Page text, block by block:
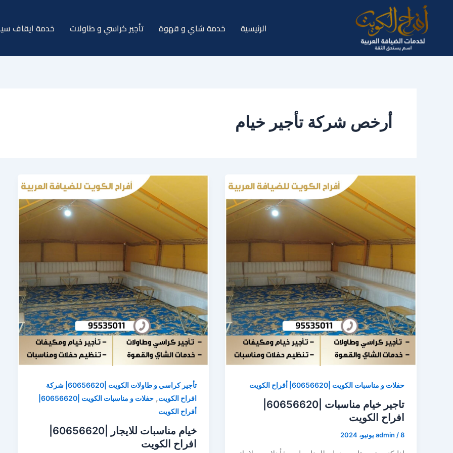
المحتوى
الرئيسية خدمة شاي و قهوة تأجير كراسي و طاولات خدمة ايقاف
أرخص شركة تأجير خيام
حفلات و مناسبات الكويت |60656620| أفراح الكويت
افراح الكويت
admin /8 يونيو، 2024
تأجير كراسي و طاولات الكويت |60656620| شركة
افراح الكويت,
حفلات و مناسبات الكويت |60656620|
أفراح الكويت
افراح الكويت